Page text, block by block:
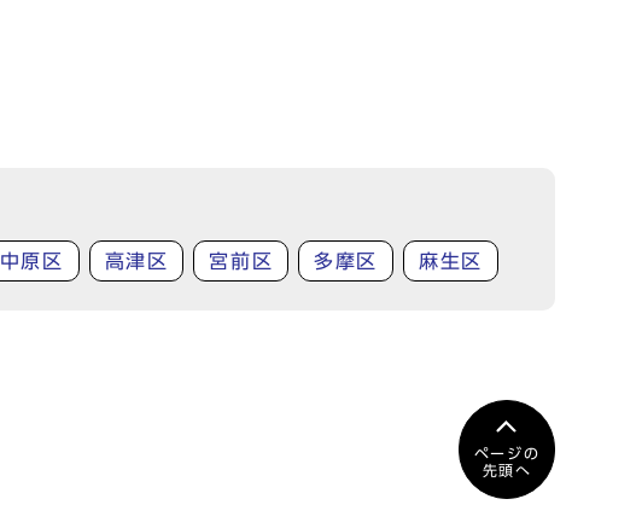
中原区 高津区 宮前区 多摩区 麻生区
ページの
先頭へ